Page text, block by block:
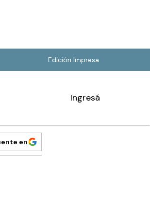
Edición Impresa
Ingresá
en